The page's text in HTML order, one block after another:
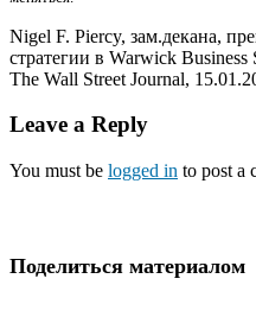
Nigel F. Piercy, зам.декана,
стратегии в Warwick Business
The Wall Street Journal,
Leave a Reply
You must be logged in to post a
Поделиться материалом